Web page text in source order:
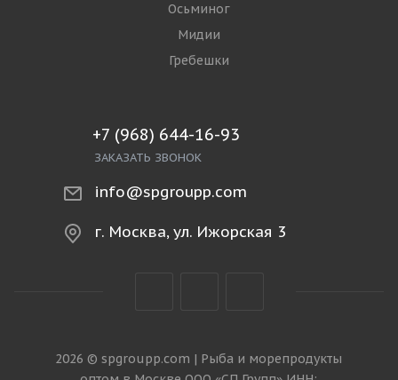
Осьминог
Мидии
Гребешки
+7 (968) 644-16-93
ЗАКАЗАТЬ ЗВОНОК
info@spgroupp.com
г. Москва, ул. Ижорская 3
2026 © spgroupp.com | Рыба и морепродукты